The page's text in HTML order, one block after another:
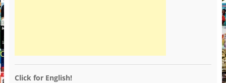
Click for English!